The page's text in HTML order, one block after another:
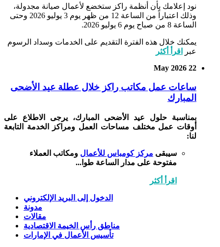
نود إعلامك بأن أنظمة راكز ستخضع لأعمال صيانة مجدولة،
وذلك اعتباراً من الساعة 12 من ظهر يوم 3 يوليو 2026 وحتى
الساعة 8 من صباح يوم 6 يوليو 2026.
يمكنك خلال هذه الفترة التقديم على الخدمات وسداد الرسوم
عبر
اقرأ أكثر
22 May 2026
ساعات عمل مكاتب راكز خلال عطلة عيد الأضحى
المبارك
بمناسبة حلول عيد الأضحى المبارك، يرجى الاطلاع على
أوقات عمل مختلف مساحات العمل ومراكز الخدمة التابعة
لنا:
سيبقى مركز كومباس للأعمال ومكاتب العملاء
مفتوحة على مدار الساعة طوا...
اقرأ أكثر
الدخول إلى البريد الإلكتروني
مدونة
مقالات
مناطق رأس الخيمة الاقتصادية
تأسيس الأعمال في الإمارات